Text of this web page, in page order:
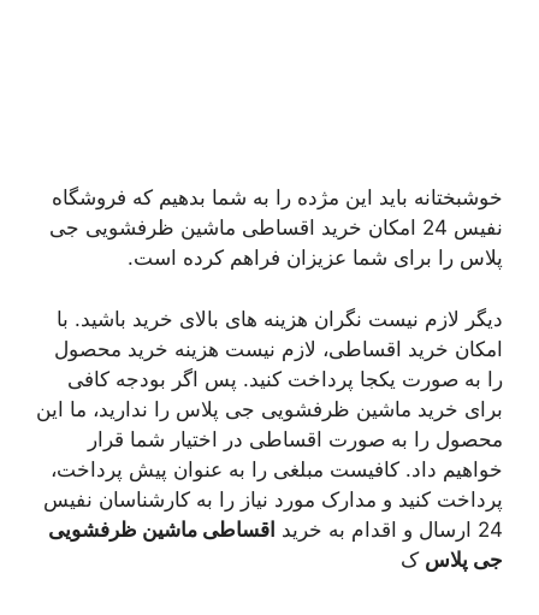
خوشبختانه باید این مژده را به شما بدهیم که فروشگاه
نفیس 24 امکان خرید اقساطی ماشین ظرفشویی جی
پلاس را برای شما عزیزان فراهم کرده است.
دیگر لازم نیست نگران هزینه های بالای خرید باشید. با
امکان خرید اقساطی، لازم نیست هزینه خرید محصول
را به صورت یکجا پرداخت کنید. پس اگر بودجه کافی
برای خرید ماشین ظرفشویی جی پلاس را ندارید، ما این
محصول را به صورت اقساطی در اختیار شما قرار
خواهیم داد. کافیست مبلغی را به عنوان پیش پرداخت،
پرداخت کنید و مدارک مورد نیاز را به کارشناسان نفیس
24 ارسال و اقدام به خرید
اقساطی ماشین ظرفشویی
جی پلاس ک